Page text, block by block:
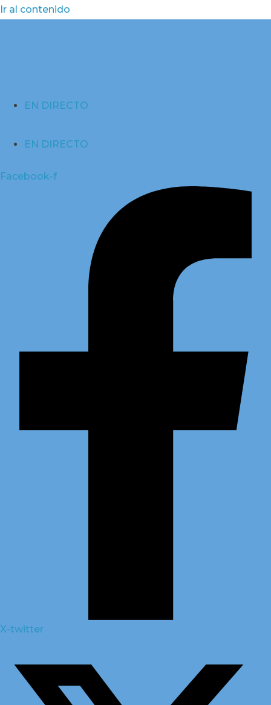
Ir al contenido
EN DIRECTO
EN DIRECTO
Facebook-f
X-twitter